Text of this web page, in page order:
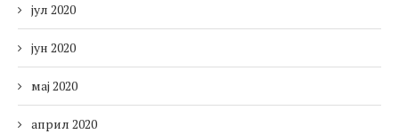
јул 2020
јун 2020
мај 2020
април 2020